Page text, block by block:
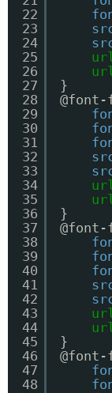
22
23
24
25
26
27
28
29
30
31
32
33
34
35
36
37
38
39
40
41
42
43
44
45
46
47
48
url
url
}
url
url
}
url
url
}